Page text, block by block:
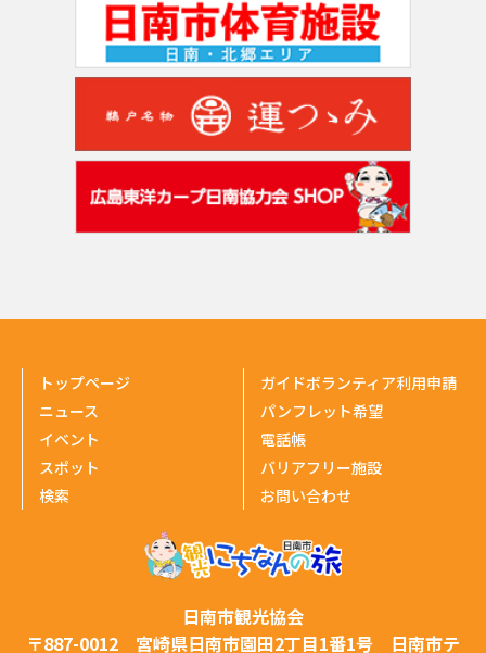
トップページ
ニュース
イベント
スポット
検索
ガイドボランティア利用申請
パンフレット希望
電話帳
バリアフリー施設
お問い合わせ
日南市観光協会
〒887-0012 宮崎県日南市園田2丁目1番1号 日南市テ